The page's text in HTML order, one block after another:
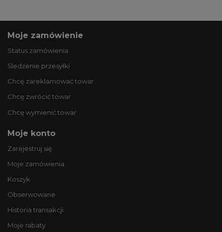
Moje zamówienie
Status zamówienia
Śledzenie przesyłki
Chcę zareklamować towar
Chcę zwrócić towar
Chcę wymienić towar
Moje konto
Zarejestruj się
Moje zamówienia
Koszyk
Obserwowane
Historia transakcji
Moje rabaty